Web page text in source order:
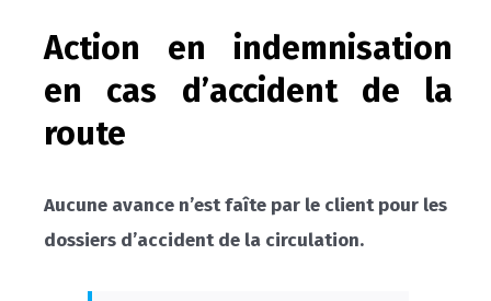
Action en indemnisation
en cas d’accident de la
route
Aucune avance n’est faîte par le client pour les
dossiers d’accident de la circulation.